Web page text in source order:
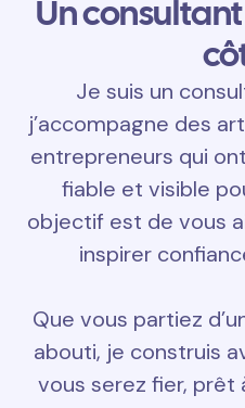
Un consultant
Je suis un
j’accompagne des
entrepreneurs qui
fiable et visible
objectif est de vous
inspirer
Que vous partiez
abouti, je construis
vous serez fier, prêt